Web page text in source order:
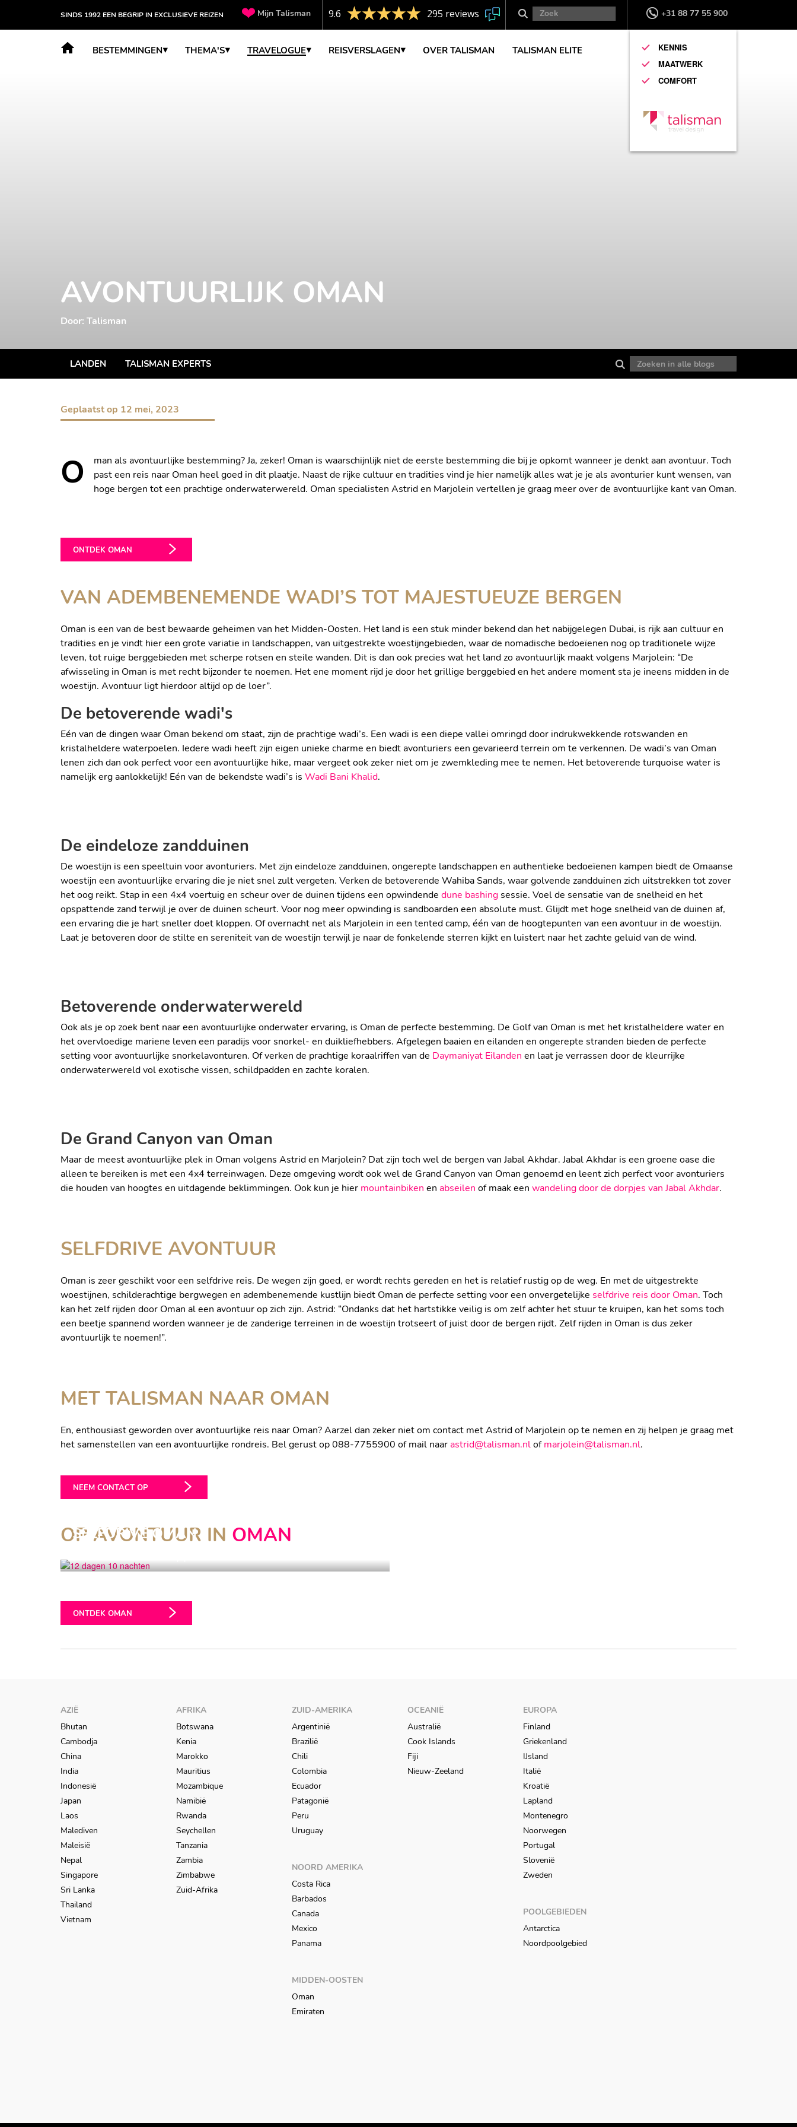
SINDS 1992 EEN BEGRIP IN EXCLUSIEVE REIZEN Mijn Talisman 9.6 295 reviews +31 88 77 55 900
KENNIS
MAATWERK
COMFORT
BESTEMMINGEN THEMA'S TRAVELOGUE REISVERSLAGEN OVER TALISMAN TALISMAN ELITE
AVONTUURLIJK OMAN
Door: Talisman
LANDEN TALISMAN EXPERTS
Geplaatst op 12 mei, 2023
O
man als avontuurlijke bestemming? Ja, zeker! Oman is waarschijnlijk niet de eerste bestemming die bij je opkomt wanneer je denkt aan avontuur. Toch
past een reis naar Oman heel goed in dit plaatje. Naast de rijke cultuur en tradities vind je hier namelijk alles wat je je als avonturier kunt wensen, van
hoge bergen tot een prachtige onderwaterwereld. Oman specialisten Astrid en Marjolein vertellen je graag meer over de avontuurlijke kant van Oman.
ONTDEK OMAN
VAN ADEMBENEMENDE WADI’S TOT MAJESTUEUZE BERGEN
Oman is een van de best bewaarde geheimen van het Midden-Oosten. Het land is een stuk minder bekend dan het nabijgelegen Dubai, is rijk aan cultuur en
tradities en je vindt hier een grote variatie in landschappen, van uitgestrekte woestijngebieden, waar de nomadische bedoeïenen nog op traditionele wijze
leven, tot ruige berggebieden met scherpe rotsen en steile wanden. Dit is dan ook precies wat het land zo avontuurlijk maakt volgens Marjolein: “De
afwisseling in Oman is met recht bijzonder te noemen. Het ene moment rijd je door het grillige berggebied en het andere moment sta je ineens midden in de
woestijn. Avontuur ligt hierdoor altijd op de loer”.
De betoverende wadi's
Eén van de dingen waar Oman bekend om staat, zijn de prachtige wadi’s. Een wadi is een diepe vallei omringd door indrukwekkende rotswanden en
kristalheldere waterpoelen. Iedere wadi heeft zijn eigen unieke charme en biedt avonturiers een gevarieerd terrein om te verkennen. De wadi’s van Oman
lenen zich dan ook perfect voor een avontuurlijke hike, maar vergeet ook zeker niet om je zwemkleding mee te nemen. Het betoverende turquoise water is
namelijk erg aanlokkelijk! Eén van de bekendste wadi’s is Wadi Bani Khalid.
WADI SHAB
De eindeloze zandduinen
De woestijn is een speeltuin voor avonturiers. Met zijn eindeloze zandduinen, ongerepte landschappen en authentieke bedoeïenen kampen biedt de Omaanse
woestijn een avontuurlijke ervaring die je niet snel zult vergeten. Verken de betoverende Wahiba Sands, waar golvende zandduinen zich uitstrekken tot zover
het oog reikt. Stap in een 4x4 voertuig en scheur over de duinen tijdens een opwindende dune bashingsessie. Voel de sensatie van de snelheid en het
opspattende zand terwijl je over de duinen scheurt. Voor nog meer opwinding is sandboarden een absolute must. Glijdt met hoge snelheid van de duinen af,
een ervaring die je hart sneller doet kloppen. Of overnacht net als Marjolein in een tented camp, één van de hoogtepunten van een avontuur in de woestijn.
Laat je betoveren door de stilte en sereniteit van de woestijn terwijl je naar de fonkelende sterren kijkt en luistert naar het zachte geluid van de wind.
DUNE BASHEN IN DE WOESTIJN
UNIEKE GLAMPING BELEVING BIJ CANVAS
CLUB
Betoverende onderwaterwereld
Ook als je op zoek bent naar een avontuurlijke onderwater ervaring, is Oman de perfecte bestemming. De Golf van Oman is met het kristalheldere water en
het overvloedige mariene leven een paradijs voor snorkel- en duikliefhebbers. Afgelegen baaien en eilanden en ongerepte stranden bieden de perfecte
setting voor avontuurlijke snorkelavonturen. Of verken de prachtige koraalriffen van de Daymaniyat Eilanden en laat je verrassen door de kleurrijke
onderwaterwereld vol exotische vissen, schildpadden en zachte koralen.
SNORKELEN BIJ MUSANDAM
De Grand Canyon van Oman
Maar de meest avontuurlijke plek in Oman volgens Astrid en Marjolein? Dat zijn toch wel de bergen van Jabal Akhdar. Jabal Akhdar is een groene oase die
alleen te bereiken is met een 4x4 terreinwagen. Deze omgeving wordt ook wel de Grand Canyon van Oman genoemd en leent zich perfect voor avonturiers
die houden van hoogtes en uitdagende beklimmingen. Ook kun je hier mountainbiken en abseilen of maak een wandeling door de dorpjes van Jabal Akhdar.
ABSEILEN BIJ DE VIA FERRATA MOUNTAINBIKEN IN JABAL AKHDAR
SELFDRIVE AVONTUUR
Oman is zeer geschikt voor een selfdrive reis. De wegen zijn goed, er wordt rechts gereden en het is relatief rustig op de weg. En met de uitgestrekte
woestijnen, schilderachtige bergwegen en adembenemende kustlijn biedt Oman de perfecte setting voor een onvergetelijke selfdrive reis door Oman. Toch
kan het zelf rijden door Oman al een avontuur op zich zijn. Astrid: “Ondanks dat het hartstikke veilig is om zelf achter het stuur te kruipen, kan het soms toch
een beetje spannend worden wanneer je de zanderige terreinen in de woestijn trotseert of juist door de bergen rijdt. Zelf rijden in Oman is dus zeker
avontuurlijk te noemen!”.
GRAPPIGE UITZICHTEN ONDERWEG
ZELF RIJDEN DOOR OMAN IS HARTSTIKKE
MET TALISMAN NAAR OMAN
En, enthousiast geworden over avontuurlijke reis naar Oman? Aarzel dan zeker niet om contact met Astrid of Marjolein op te nemen en zij helpen je graag met
het samenstellen van een avontuurlijke rondreis. Bel gerust op 088-7755900 of mail naarastrid@talisman.nlofmarjolein@talisman.nl.
NEEM CONTACT OP
OP AVONTUUR IN OMAN
SELFDRIVE OMAN
ONTDEK OMAN
AZIË
Bhutan
Cambodja
China
India
Indonesië
Japan
Laos
Malediven
Maleisië
Nepal
Singapore
Sri Lanka
Thailand
Vietnam
AFRIKA
Botswana
Kenia
Marokko
Mauritius
Mozambique
Namibië
Rwanda
Seychellen
Tanzania
Zambia
Zimbabwe
Zuid-Afrika
ZUID-AMERIKA
Argentinië
Brazilië
Chili
Colombia
Ecuador
Patagonië
Peru
Uruguay
NOORD AMERIKA
Costa Rica
Barbados
Canada
Mexico
Panama
MIDDEN-OOSTEN
Oman
Emiraten
OCEANIË
Australië
Cook Islands
Fiji
Nieuw-Zeeland
EUROPA
Finland
Griekenland
IJsland
Italië
Kroatië
Lapland
Montenegro
Noorwegen
Portugal
Slovenië
Zweden
POOLGEBIEDEN
Antarctica
Noordpoolgebied